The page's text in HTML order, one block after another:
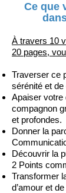
Ce que
À travers 10
20 pages,
Traverser ce
sérénité et
Apaiser
compagnon
et profondes.
Donner la
Découvrir la
2 Points
Transformer
d’amour et